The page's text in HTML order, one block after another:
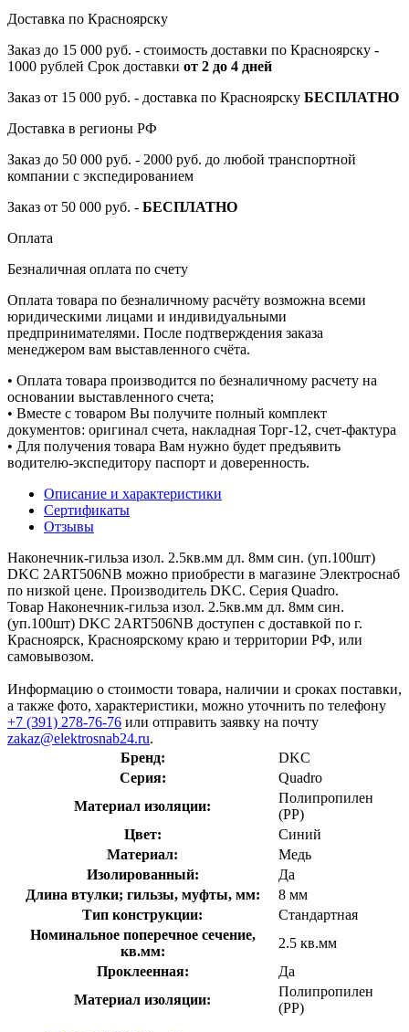
Доставка по Красноярску
Заказ до 15 000 руб. - стоимость доставки по Красноярску -
1000 рублей Срок доставки от 2 до 4 дней
Заказ от 15 000 руб. - доставка по Красноярску БЕСПЛАТНО
Доставка в регионы РФ
Заказ до 50 000 руб. - 2000 руб. до любой транспортной
компании с экспедированием
Заказ от 50 000 руб. - БЕСПЛАТНО
Оплата
Безналичная оплата по счету
Оплата товара по безналичному расчёту возможна всеми
юридическими лицами и индивидуальными
предпринимателями. После подтверждения заказа
менеджером вам выставленного счёта.
• Оплата товара производится по безналичному расчету на
основании выставленного счета;
• Вместе с товаром Вы получите полный комплект
документов: оригинал счета, накладная Торг-12, счет-фактура
• Для получения товара Вам нужно будет предъявить
водителю-экспедитору паспорт и доверенность.
Описание и характеристики
Сертификаты
Отзывы
Наконечник-гильза изол. 2.5кв.мм дл. 8мм син. (уп.100шт)
DKC 2ART506NB можно приобрести в магазине Электроснаб
по низкой цене. Производитель DKC. Серия Quadro.
Товар Наконечник-гильза изол. 2.5кв.мм дл. 8мм син.
(уп.100шт) DKC 2ART506NB доступен с доставкой по г.
Красноярск, Красноярскому краю и территории РФ, или
самовывозом.
Информацию о стоимости товара, наличии и сроках поставки,
а также фото, характеристики, можно уточнить по телефону
+7 (391) 278-76-76 или отправить заявку на почту
zakaz@elektrosnab24.ru.
Бренд:
DKC
Серия:
Quadro
Материал изоляции:
Полипропилен
(PP)
Цвет:
Синий
Материал:
Медь
Изолированный:
Да
Длина втулки; гильзы, муфты, мм:
8 мм
Тип конструкции:
Стандартная
Номинальное поперечное сечение,
кв.мм:
2.5 кв.мм
Проклеенная:
Да
Материал изоляции:
Полипропилен
(PP)